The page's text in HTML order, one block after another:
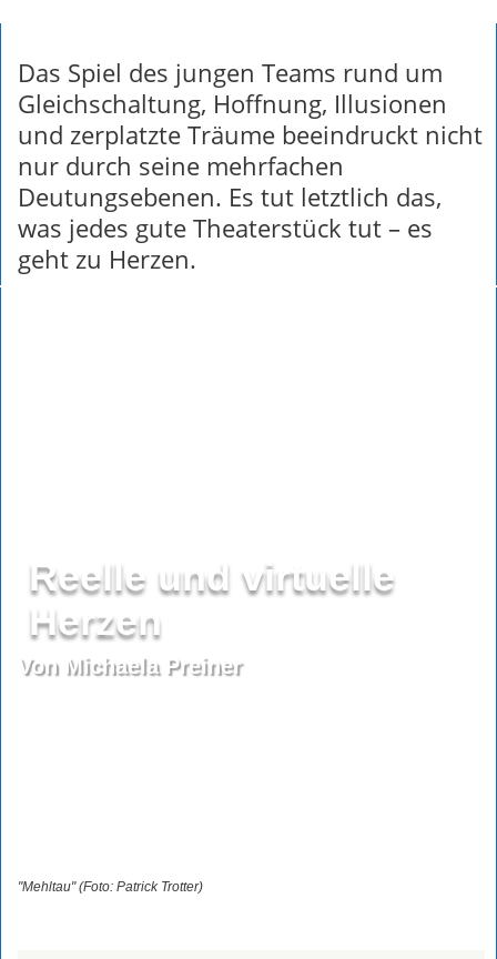
Das Spiel des jungen Teams rund um
Gleichschaltung, Hoffnung, Illusionen
und zerplatzte Träume beeindruckt nicht
nur durch seine mehrfachen
Deutungsebenen. Es tut letztlich das,
was jedes gute Theaterstück tut – es
geht zu Herzen.
Reelle und virtuelle
Herzen
Von Michaela Preiner
"Mehltau" (Foto: Patrick Trotter)